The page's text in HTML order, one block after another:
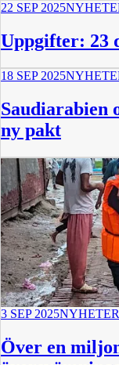
22 SEP 2025
Uppgifter: 23
18 SEP 2025
Saudiarabien
ny pakt
3 SEP 2025NYHETER
Över en